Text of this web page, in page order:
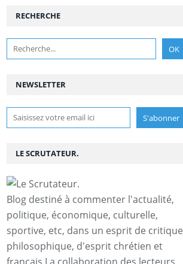
NEWSLETTER
RECHERCHE
LE SCRUTATEUR.
Blog destiné à commenter l'actualité,
politique, économique, culturelle,
sportive, etc, dans un esprit de critique
philosophique, d'esprit chrétien et